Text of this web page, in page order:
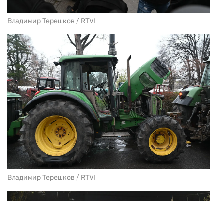
Владимир Терешков / RTVI
Владимир Терешков / RTVI